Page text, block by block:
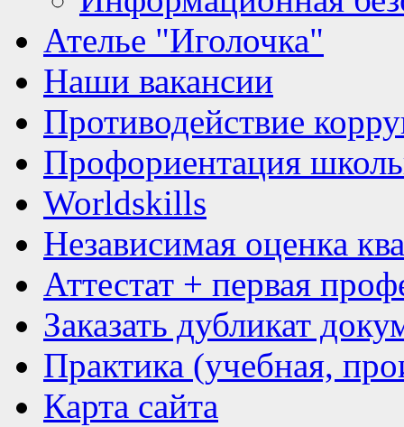
Ателье "Иголочка"
Наши вакансии
Противодействие
Профориентация
Worldskills
Независимая оценка
Аттестат + первая
Заказать дубликат
Практика (учебная,
Карта сайта